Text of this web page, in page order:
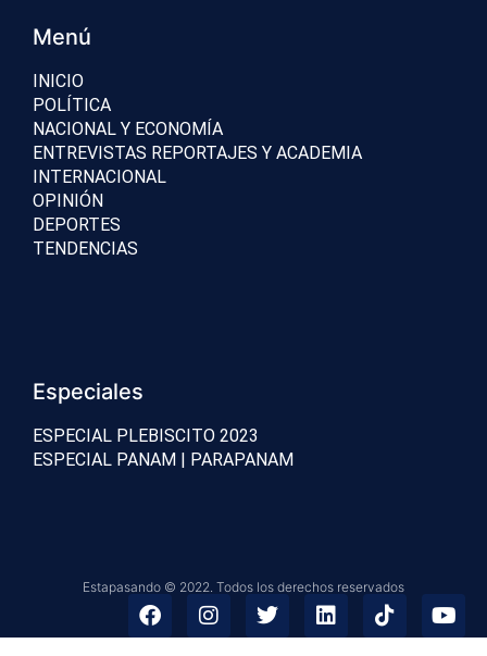
Menú
INICIO
POLÍTICA
NACIONAL Y ECONOMÍA
ENTREVISTAS REPORTAJES Y ACADEMIA
INTERNACIONAL
OPINIÓN
DEPORTES
TENDENCIAS
Especiales
ESPECIAL PLEBISCITO 2023
ESPECIAL PANAM | PARAPANAM
Estapasando © 2022. Todos los derechos reservados